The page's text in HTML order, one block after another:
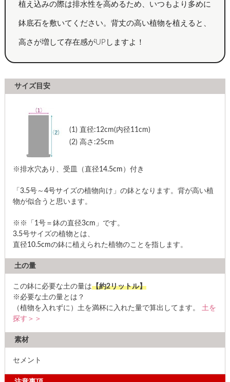
植え込みの際は排水性を高めるため、いつもより多めに
鉢底石を敷いてください。背丈の高い植物を植えると、
高さが増して存在感がUPしますよ！
サイズ目安
(1) 直径:12cm(内径11cm)
(2) 高さ:25cm
※排水穴あり、受皿（直径14.5cm）付き
「3.5号～4号サイズの植物向け」の鉢となります。背が高い植
物が似合うと思います。
※※「1号＝鉢の直径3cm」です。
3.5号サイズの植物とは、
直径10.5cmの鉢に植えられた植物のことを指します。
土の量
この鉢に必要な土の量は【約2リットル】
※必要な土の量とは？
（植物を入れずに）土を満杯に入れた量で算出してます。 土を
探す＞＞
素材
セメント